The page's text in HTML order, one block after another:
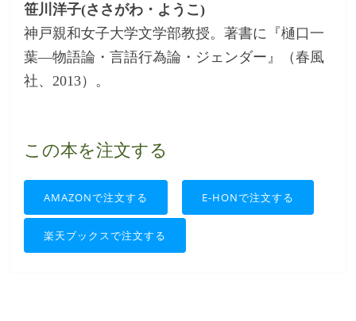
笹川洋子(ささがわ・ようこ)
神戸親和女子大学文学部教授。著書に『樋口一
葉―物語論・言語行為論・ジェンダー』（春風
社、2013）。
この本を注文する
AMAZONで注文する E-HONで注文する
楽天ブックスで注文する